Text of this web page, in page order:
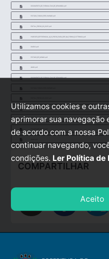
DOCUMENTO_DE_FORMALIZAO_DE_DEMANDA.pdf
ESTUDO_TCNICO_PRELIMINAR.pdf
EDITAL_PREGO_29_2025.pdf
PARECER_REFERENCIAL_N_12_PREGO_PARA_SRP_NA_FORMA_ELETRNICA.pdf
DIARIO.pdf
ESTADO_DE_MINAS.pdf
AMM.pdf
DOCUMENTO_DE_FORMALIZAO_DE_DEMANDA.pdf
PARECER_REFERENCIAL_N_12_PREGO_PARA_SRP_NA_FORMA_ELETRNICA.pdf
DIARIO.pdf
ESTADO_DE_MINAS.pdf
COMPARTILHAR
Utilizamos cookies e
aprimorar sua navegação
de acordo com a nossa
continuar navegando,
condições. Ler Política de
Aceito